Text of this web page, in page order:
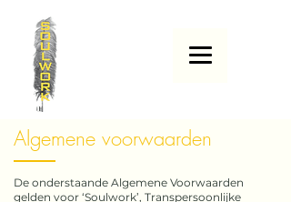
Algemene voorwaarden
De onderstaande Algemene Voorwaarden
gelden voor ‘Soulwork’, Transpersoonlijke